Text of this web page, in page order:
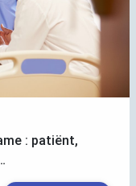
: patiënt,